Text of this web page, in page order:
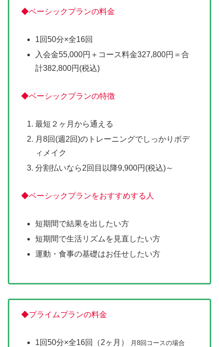
◆ベーシックプランの料金
1回50分×全16回
入会金55,000円＋コース料金327,800円＝合
計382,800円(税込)
◆ベーシックプランの特徴
最短２ヶ月から通える
月8回(週2回)のトレーニングでしっかりボデ
ィメイク
分割払いなら2回目以降9,900円(税込)～
◆ベーシックプランをおすすめする人
短期間で結果を出したい方
短期間で生活リズムを見直したい方
運動・食事の基礎はお任せしたい方
◆プライムプランの料金
1回50分×全16回（2ヶ月） 月8回コースの場合